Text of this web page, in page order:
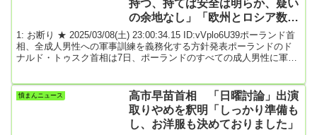
持つ、持てば安全は明らか、疑い
の余地なし」「欧州とロシア数年
内に戦争の可能性」
1: お断り ★ 2025/03/08(土) 23:00:34.15 ID:vVplo6U39ポーランド首
相、全成人男性への軍事訓練を義務化する方針発表ポーランドのド
ナルド・トゥスク首相は7日、ポーランドのすべての成人男性に軍事
重に検討している」、「まず第一に、その兵器に対する権限という
意味で、詳細を知りたい」と述べた。トゥスク氏は、ウクライナが
核兵器を放棄した後に侵略されたこ...
憤まんニュース
高市早苗首相 「日曜討論」出演
取りやめを釈明「しっかり準備も
し、お洋服も決めておりました」